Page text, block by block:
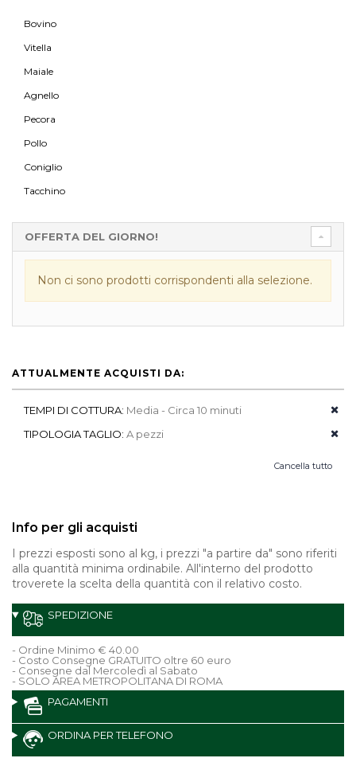
Bovino
Vitella
Maiale
Agnello
Pecora
Pollo
Coniglio
Tacchino
OFFERTA DEL GIORNO!
Non ci sono prodotti corrispondenti alla selezione.
ATTUALMENTE ACQUISTI DA:
TEMPI DI COTTURA: Media - Circa 10 minuti
TIPOLOGIA TAGLIO: A pezzi
Cancella tutto
Info per gli acquisti
I prezzi esposti sono al kg, i prezzi "a partire da" sono riferiti
alla quantità minima ordinabile. All'interno del prodotto
troverete la scelta della quantità con il relativo costo.
SPEDIZIONE
- Ordine Minimo € 40.00
- Costo Consegne GRATUITO oltre 60 euro
- Consegne dal Mercoledì al Sabato
- SOLO AREA METROPOLITANA DI ROMA
PAGAMENTI
ORDINA PER TELEFONO